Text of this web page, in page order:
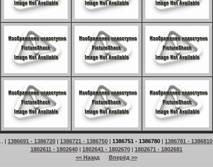
| 1386691 - 1386720 | 1386721 - 1386750 | 1386751 - 1386780 | 1386781 - 1386810
1802611 - 1802640| 1802641 - 1802670| 1802671 - 1802681
<< Назад
Вперёд >>